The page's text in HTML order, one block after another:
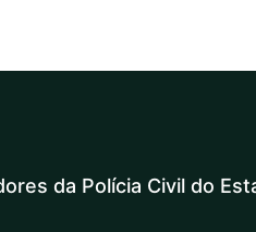
da Polícia Civil do